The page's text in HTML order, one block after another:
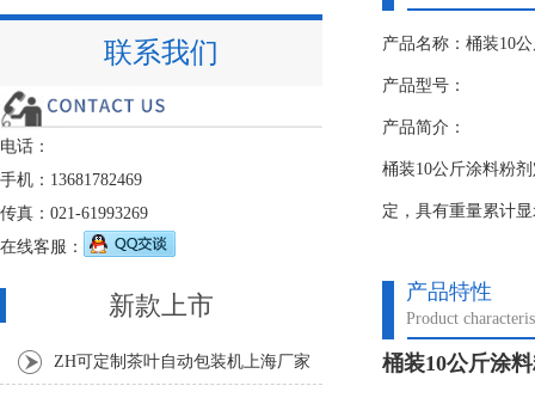
产品名称：桶装10
产品型号：
产品简介：
桶装10公斤涂料粉
定，具有重量累计
产品特性
Product
桶装10公斤涂
联系我们
电话：
手机：13681782469
传真：021-61993269
在线客服：
新款上市
ZH可定制茶叶自动包装机上海厂家